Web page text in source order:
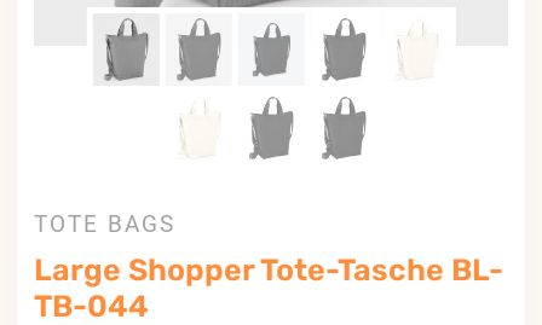
TOTE BAGS
Large Shopper Tote-Tasche BL-
TB-044